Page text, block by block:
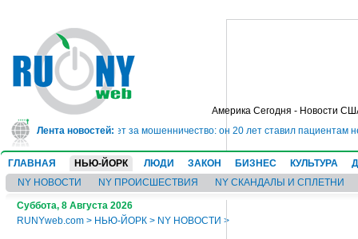
Америка Сегодня - Новости
Лента новостей:
в тюрьму на 10 лет за мошенничество: он 20 лет ставил пациентам
ГЛАВНАЯ НЬЮ-ЙОРК ЛЮДИ ЗАКОН БИЗНЕС КУЛЬТУРА
NY НОВОСТИ
NY ПРОИСШЕСТВИЯ NY СКАНДАЛЫ И СПЛЕТНИ
Суббота, 8 Августа 2026
RUNYweb.com > НЬЮ-ЙОРК > NY НОВОСТИ >